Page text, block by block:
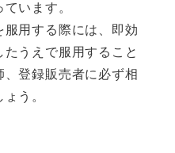
います。
用する際には、即効
うえで服用すること
登録販売者に必ず相
う。